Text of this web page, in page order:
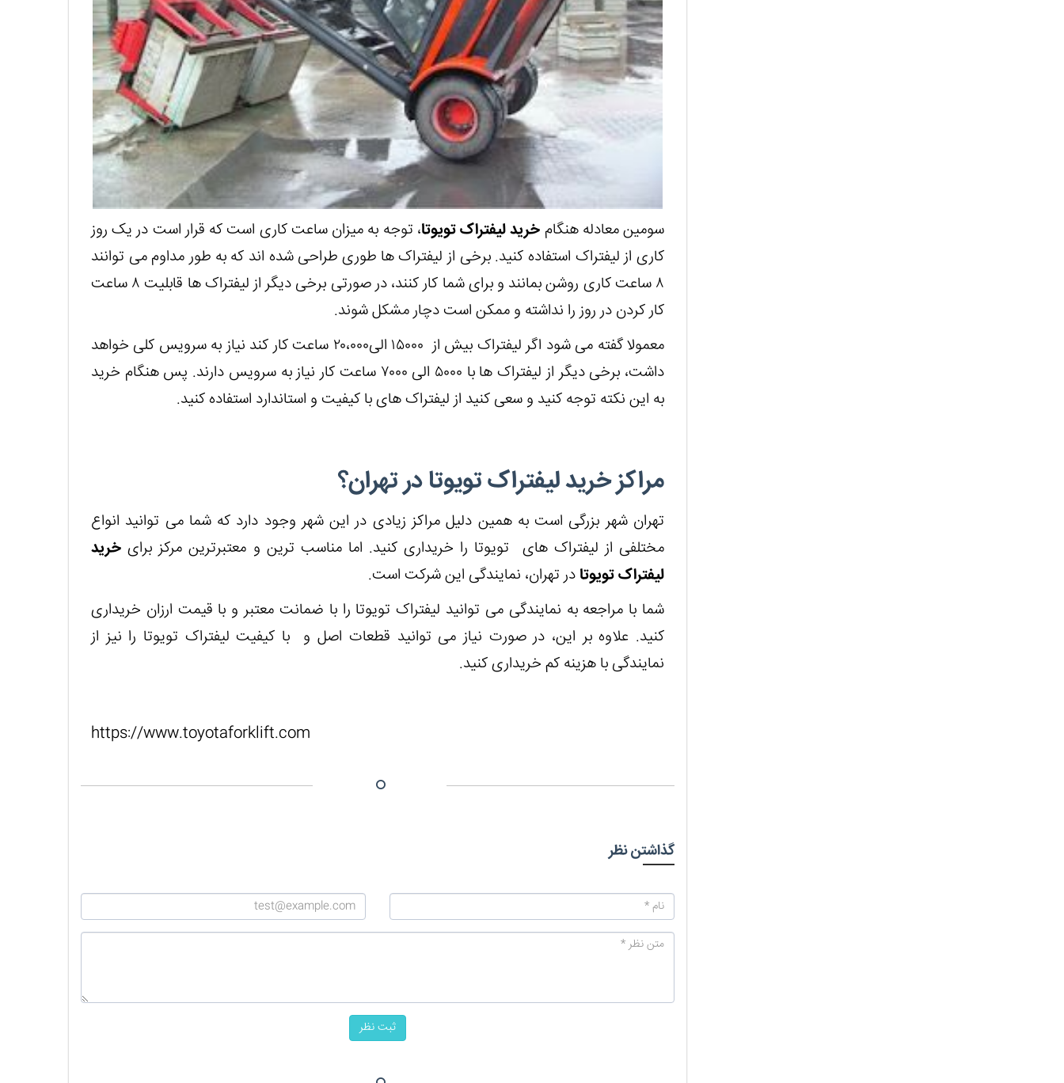
سومین معادله هنگام خرید لیفتراک تویوتا، توجه به میزان ساعت کاری است که قرار است در یک روز
کاری از لیفتراک استفاده کنید. برخی از لیفتراک ها طوری طراحی شده اند که به طور مداوم می توانند
۸ ساعت کاری روشن بمانند و برای شما کار کنند، در صورتی برخی دیگر از لیفتراک ها قابلیت ۸ ساعت
کار کردن در روز را نداشته و ممکن است دچار مشکل شوند.
معمولا گفته می شود اگر لیفتراک بیش از ۱۵۰۰۰ الی۲۰،۰۰۰ ساعت کار کند نیاز به سرویس کلی خواهد
داشت، برخی دیگر از لیفتراک ها با ۵۰۰۰ الی ۷۰۰۰ ساعت کار نیاز به سرویس دارند. پس هنگام خرید
به این نکته توجه کنید و سعی کنید از لیفتراک های با کیفیت و استاندارد استفاده کنید.
مراکز خرید لیفتراک تویوتا در تهران؟
تهران شهر بزرگی است به همین دلیل مراکز زیادی در این شهر وجود دارد که شما می توانید انواع
مختلفی از لیفتراک های تویوتا را خریداری کنید. اما مناسب ترین و معتبرترین مرکز برایخرید
لیفتراک تویوتادر تهران، نمایندگی این شرکت است.
شما با مراجعه به نمایندگی می توانید لیفتراک تویوتا را با ضمانت معتبر و با قیمت ارزان خریداری
کنید. علاوه بر این، در صورت نیاز می توانید قطعات اصل و با کیفیت لیفتراک تویوتا را نیز از
نمایندگی با هزینه کم خریداری کنید.
https://www.toyotaforklift.com
گذاشتن نظر
ثبت نظر